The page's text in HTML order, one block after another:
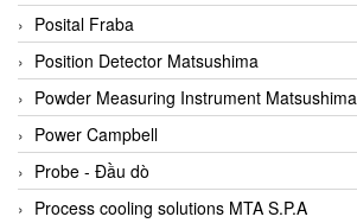
Bihl+wiedemann
Bihl+wiedemann
Bilz
Binder Connector
Biotech
BirdX Vietnam
Posital Fraba
Position Detector Matsushima
Powder Measuring Instrument Matsushima
Power Campbell
Probe - Đầu dò
Process cooling solutions MTA S.P.A